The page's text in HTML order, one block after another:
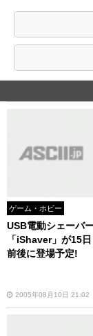
ゲーム・ホビー
USB電動シェーバ
「iShaver」が15日
前後に登場予定!
2005年08月10日 21:02